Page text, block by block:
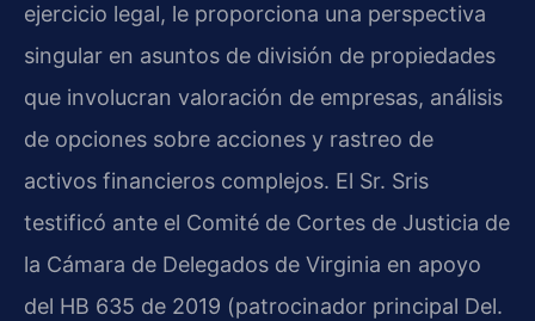
ejercicio legal, le proporciona una perspectiva
singular en asuntos de división de propiedades
que involucran valoración de empresas, análisis
de opciones sobre acciones y rastreo de
activos financieros complejos. El Sr. Sris
testificó ante el Comité de Cortes de Justicia de
la Cámara de Delegados de Virginia en apoyo
del HB 635 de 2019 (patrocinador principal Del.